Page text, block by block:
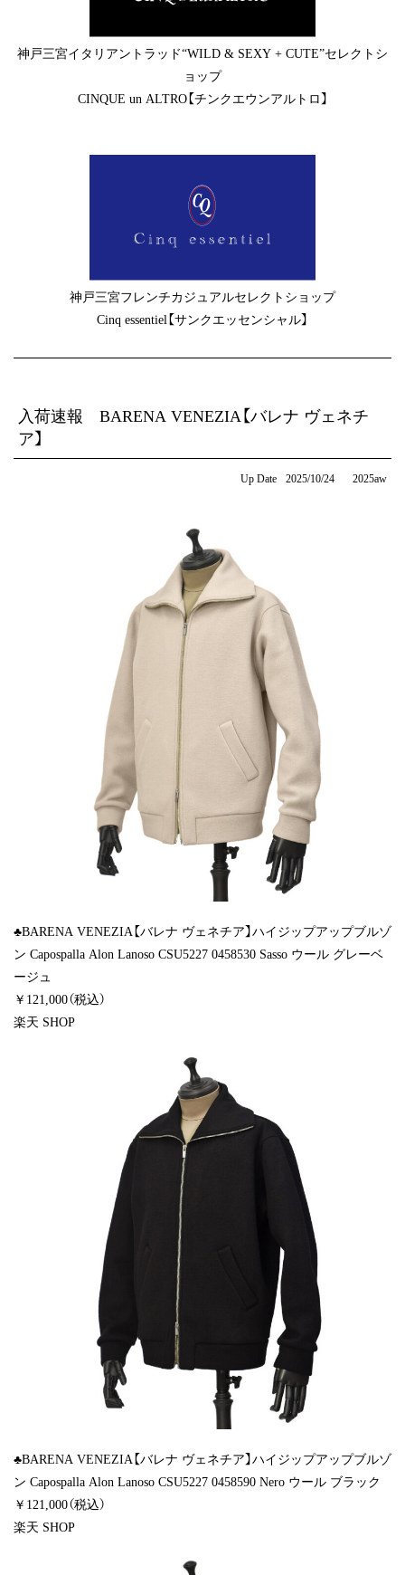
神戸三宮イタリアントラッド“WILD & SEXY + CUTE”セレクトシ
ョップ
CINQUE un ALTRO【チンクエウンアルトロ】
神戸三宮フレンチカジュアルセレクトショップ
Cinq essentiel【サンクエッセンシャル】
入荷速報 BARENA VENEZIA【バレナ ヴェネチ
ア】
Up Date 2025/10/24 2025aw
♣BARENA VENEZIA【バレナ ヴェネチア】ハイジップアップブルゾ
ン Capospalla Alon Lanoso CSU5227 0458530 Sasso ウール グレーベ
ージュ
￥121,000（税込）
楽天 SHOP
♣BARENA VENEZIA【バレナ ヴェネチア】ハイジップアップブルゾ
ン Capospalla Alon Lanoso CSU5227 0458590 Nero ウール ブラック
￥121,000（税込）
楽天 SHOP